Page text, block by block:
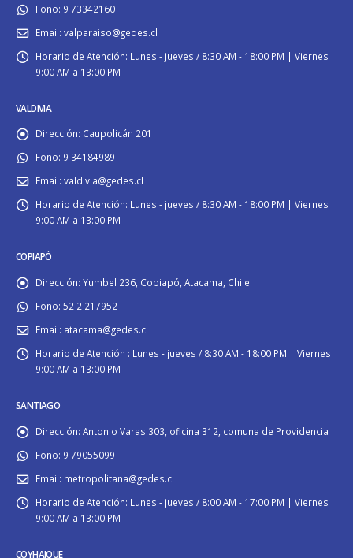
Fono: 9 73342160
Email: valparaiso@gedes.cl
Horario de Atención: Lunes - jueves / 8:30 AM - 18:00 PM | Viernes
9:00 AM a 13:00 PM
VALDIVIA
Dirección: Caupolicán 201
Fono: 9 34184989
Email: valdivia@gedes.cl
Horario de Atención: Lunes - jueves / 8:30 AM - 18:00 PM | Viernes
9:00 AM a 13:00 PM
COPIAPÓ
Dirección: Yumbel 236, Copiapó, Atacama, Chile.
Fono: 52 2 217952
Email: atacama@gedes.cl
Horario de Atención : Lunes - jueves / 8:30 AM - 18:00 PM | Viernes
9:00 AM a 13:00 PM
SANTIAGO
Dirección: Antonio Varas 303, oficina 312, comuna de Providencia
Fono: 9 79055099
Email: metropolitana@gedes.cl
Horario de Atención: Lunes - jueves / 8:00 AM - 17:00 PM | Viernes
9:00 AM a 13:00 PM
COYHAIQUE